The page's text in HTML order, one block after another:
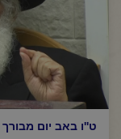
ט''ו באב יום